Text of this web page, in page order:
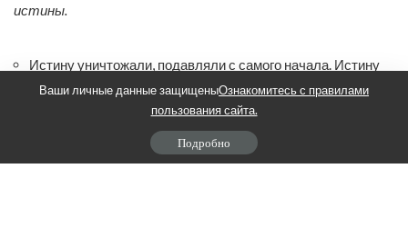
истины.
Истину уничтожали, подавляли с самого начала. Истину
доводят до цепей через клевету
Истину извращают, поносят, ею злоупотребляют.
Слово Божье не заковано в цепи
Ваши личные данные защищеныОзнакомитесь с правилами
пользования сайта.
Подробно